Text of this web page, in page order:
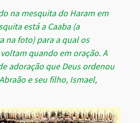
na mesquita do Haram em
está a Caaba (a
na foto) para a qual os
quando em oração. A
adoração que Deus ordenou
e seu filho, Ismael,